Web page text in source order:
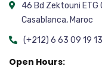
46 Bd Zektouni
Casablanca, Maroc
(+212) 6 63 09 19 13
Open Hours: